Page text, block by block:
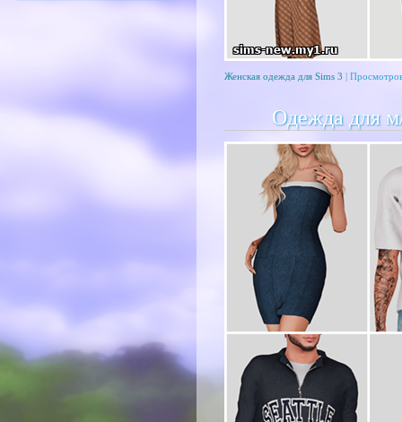
Женская одежда для Sims 3 |
Одежда для